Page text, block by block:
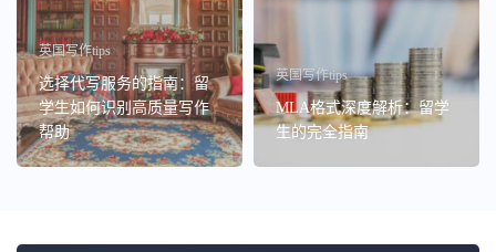
英国写作tips
选择代写服务的指南：留
学生如何识别高质量写作
帮助
英国写作tips
MLA格式深度解析：留学
生的完全指南